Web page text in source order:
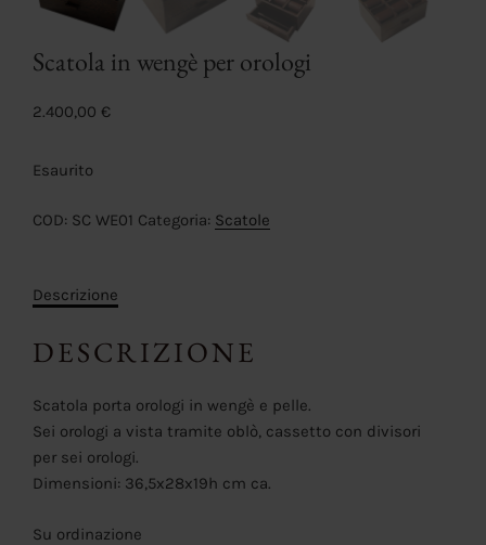
Scatola in wengè per orologi
2.400,00 €
Esaurito
COD: SC WE01 Categoria: Scatole
Descrizione
DESCRIZIONE
Scatola porta orologi in wengè e pelle.
Sei orologi a vista tramite oblò, cassetto con divisori
per sei orologi.
Dimensioni: 36,5x28x19h cm ca.
Su ordinazione